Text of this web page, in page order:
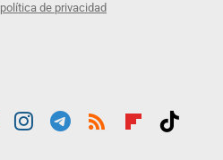
política de privacidad